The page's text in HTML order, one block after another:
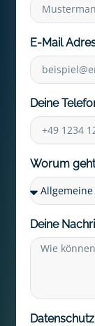
E-Mail
Deine
Worum
Deine
Datenschutz